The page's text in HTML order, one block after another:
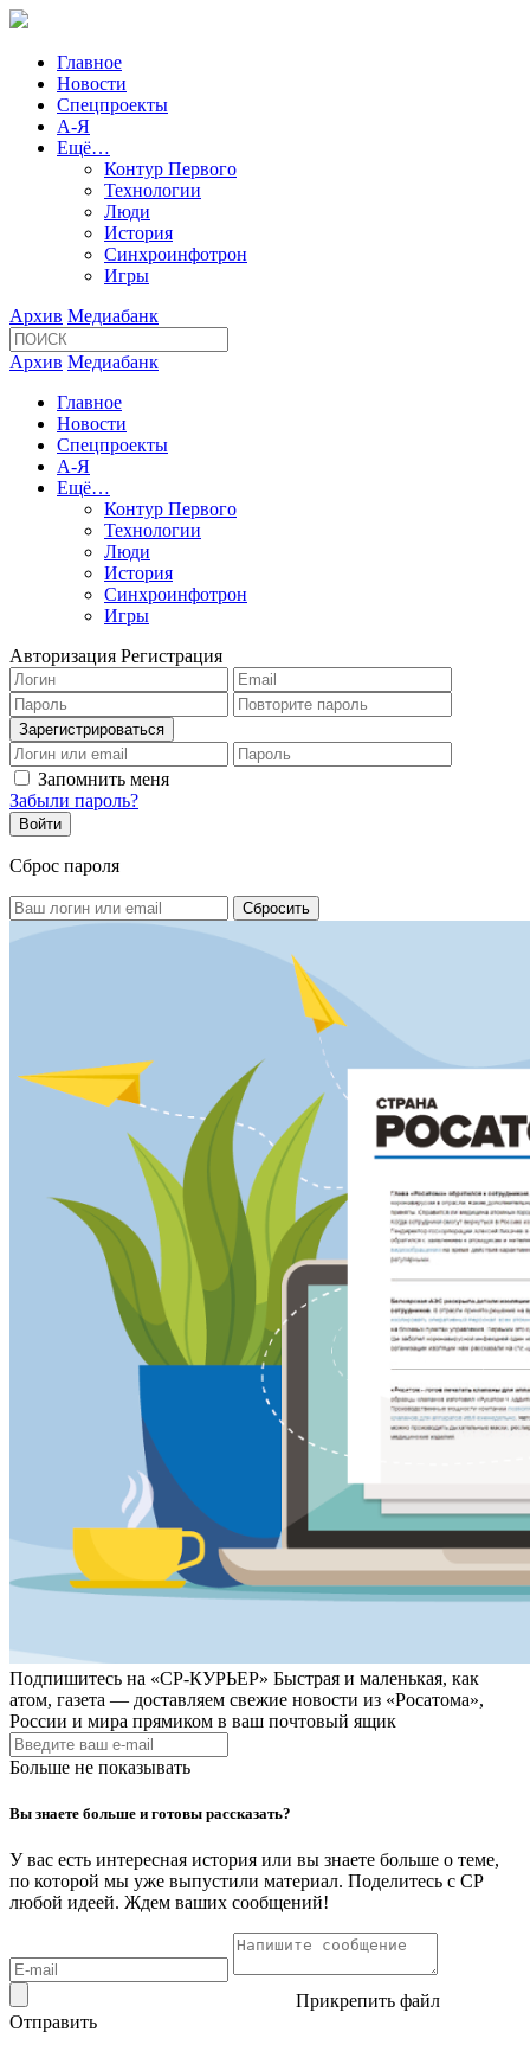
Главное
Новости
Спецпроекты
А-Я
Ещё…
Контур Первого
Технологии
Люди
История
Синхроинфотрон
Игры
Архив Медиабанк
Архив Медиабанк
Главное
Новости
Спецпроекты
А-Я
Ещё…
Контур Первого
Технологии
Люди
История
Синхроинфотрон
Игры
Авторизация Регистрация
Запомнить меня
Забыли пароль?
Сброс пароля
Подпишитесь на «СР-КУРЬЕР» Быстрая и маленькая, как
атом, газета — доставляем свежие новости из «Росатома»,
России и мира прямиком в ваш почтовый ящик
Больше не показывать
Вы знаете больше и готовы рассказать?
У вас есть интересная история или вы знаете больше о теме,
по которой мы уже выпустили материал. Поделитесь с СР
любой идеей. Ждем ваших сообщений!
Прикрепить файл
Отправить